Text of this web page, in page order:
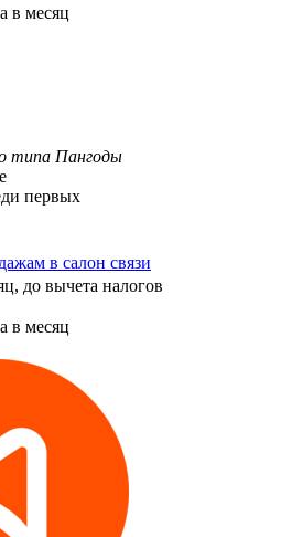
в месяц
типа Пангоды
первых
в салон связи
до вычета налогов
в месяц